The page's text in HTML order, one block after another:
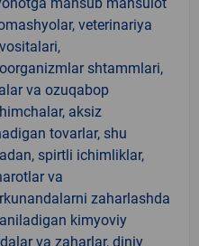
veterinariya
shtammlari,
va ozuqabop
aksiz
tovarlar, shu
spirtli ichimliklar,
va
zaharlashda
kimyoviy
va zaharlar, diniy